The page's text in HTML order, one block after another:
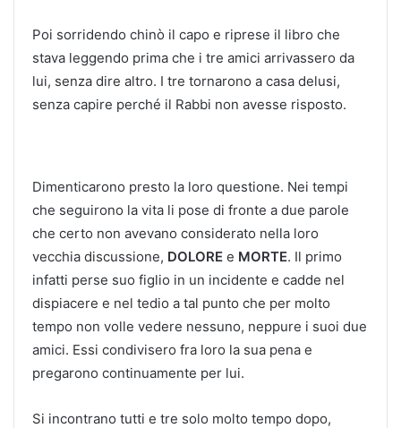
Poi sorridendo chinò il capo e riprese il libro che
stava leggendo prima che i tre amici arrivassero da
lui, senza dire altro. I tre tornarono a casa delusi,
senza capire perché il Rabbi non avesse risposto.
Dimenticarono presto la loro questione. Nei tempi
che seguirono la vita li pose di fronte a due parole
che certo non avevano considerato nella loro
vecchia discussione, DOLORE e MORTE. Il primo
infatti perse suo figlio in un incidente e cadde nel
dispiacere e nel tedio a tal punto che per molto
tempo non volle vedere nessuno, neppure i suoi due
amici. Essi condivisero fra loro la sua pena e
pregarono continuamente per lui.
Si incontrano tutti e tre solo molto tempo dopo,